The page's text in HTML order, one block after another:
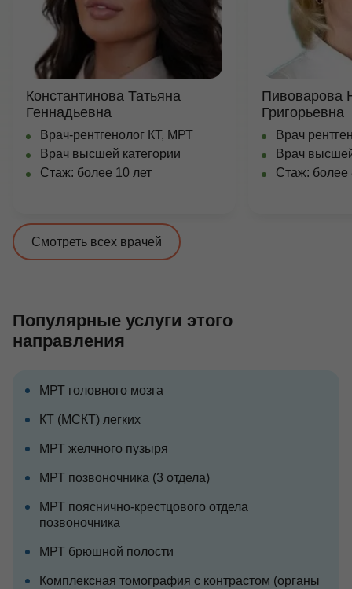
Константинова Татьяна
Геннадьевна
Врач-рентгенолог КТ, МРТ
Врач высшей категории
Стаж: более 10 лет
Пивоварова
Григорьевна
Врач
Врач
Стаж: более
Смотреть всех врачей
Популярные услуги этого
направления
МРТ головного мозга
КТ (МСКТ) легких
МРТ желчного пузыря
МРТ позвоночника (3 отдела)
МРТ пояснично-крестцового отдела
позвоночника
МРТ брюшной полости
Комплексная томография с контрастом (органы